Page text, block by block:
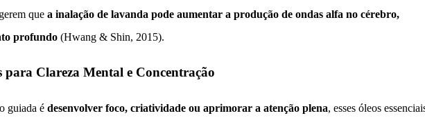
que a inalação de lavanda pode aumentar a produção de ondas alfa no cérebro,
profundo(Hwang & Shin, 2015).
para Clareza Mental e Concentração
guiada é desenvolver foco, criatividade ou aprimorar a atenção plena, esses óleos